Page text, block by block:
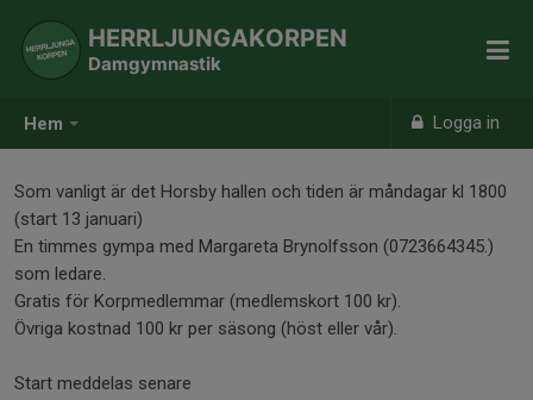
Hem Logga in
HERRLJUNGAKORPEN
Damgymnastik
Som vanligt är det Horsby hallen och tiden är måndagar kl 1800
(start 13 januari)
En timmes gympa med Margareta Brynolfsson (0723664345.)
som ledare.
Gratis för Korpmedlemmar (medlemskort 100 kr).
Övriga kostnad 100 kr per säsong (höst eller vår).
Start meddelas senare